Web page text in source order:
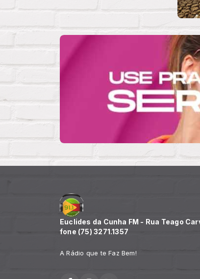
Euclides da Cunha FM - Rua Teago
fone (75) 3271.1357
A Rádio que te Faz Bem!